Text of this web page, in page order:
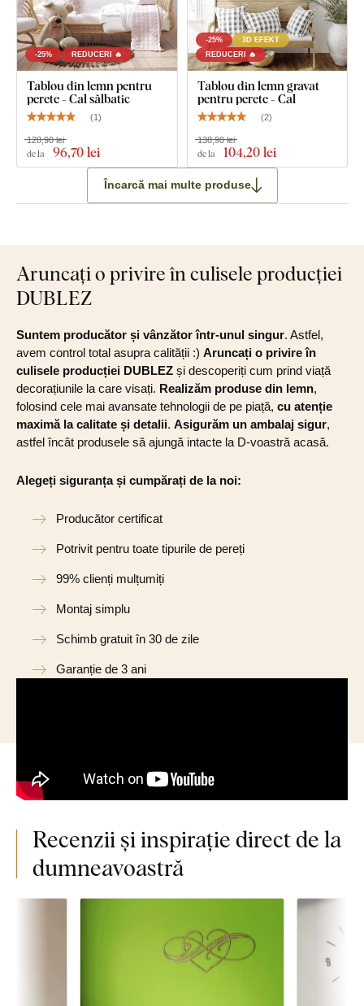
-25% REDUCERI 🔥
Tablou din lemn pentru
perete - Cal sălbatic
(1)
de la 96,70 lei
128,90 lei
-25%
3D EFEKT
REDUCERI 🔥
Tablou din lemn gravat
pentru perete - Cal
(2)
de la 104,20 lei
138,90 lei
Încarcă mai multe produse
Aruncați o privire în culisele producției
DUBLEZ
Suntem producător și vânzător într-unul singur. Astfel,
avem control total asupra calității :) Aruncați o privire în
culisele producției DUBLEZ și descoperiți cum prind viață
decorațiunile la care visați. Realizăm produse din lemn,
folosind cele mai avansate tehnologii de pe piață, cu atenție
maximă la calitate și detalii. Asigurăm un ambalaj sigur,
astfel încât produsele să ajungă intacte la D-voastră acasă.
Alegeți siguranța și cumpărați de la noi:
Producător certificat
Potrivit pentru toate tipurile de pereți
99% clienți mulțumiți
Montaj simplu
Schimb gratuit în 30 de zile
Garanție de 3 ani
Recenzii și inspirație direct de la
dumneavoastră